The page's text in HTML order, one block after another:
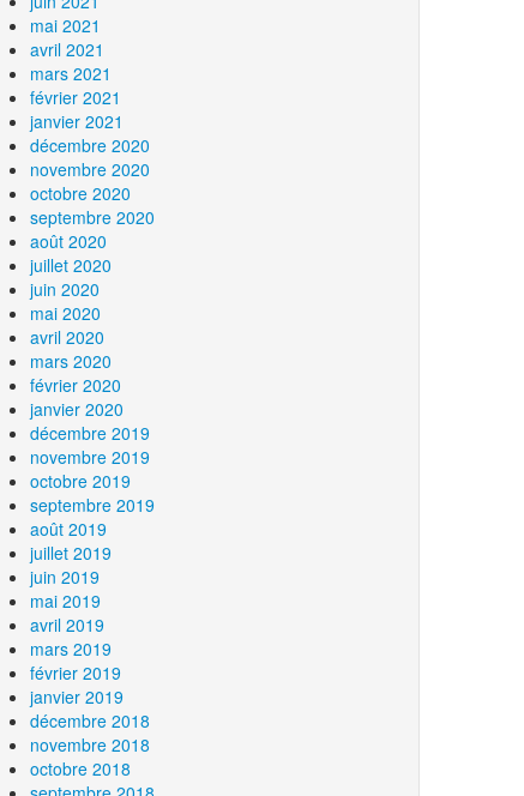
mai 2021
avril 2021
mars 2021
février 2021
janvier 2021
décembre 2020
novembre 2020
octobre 2020
septembre 2020
août 2020
juillet 2020
juin 2020
mai 2020
avril 2020
mars 2020
février 2020
janvier 2020
décembre 2019
novembre 2019
octobre 2019
septembre 2019
août 2019
juillet 2019
juin 2019
mai 2019
avril 2019
mars 2019
février 2019
janvier 2019
décembre 2018
novembre 2018
octobre 2018